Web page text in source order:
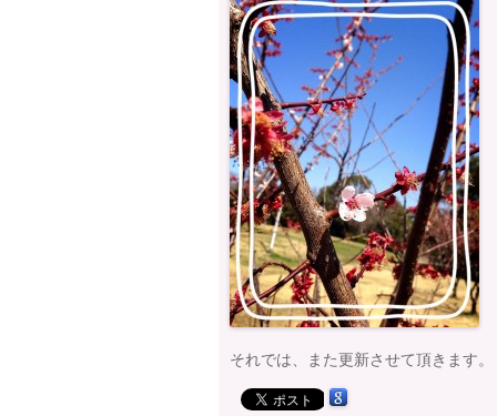
それでは、また更新させて頂きます。